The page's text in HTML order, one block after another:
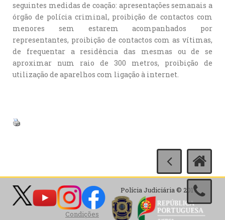
seguintes medidas de coação: apresentações semanais a
órgão de polícia criminal, proibição de contactos com
menores sem estarem acompanhados por
representantes, proibição de contactos com as vítimas,
de frequentar a residência das mesmas ou de se
aproximar num raio de 300 metros, proibição de
utilização de aparelhos com ligação à internet.
Polícia Judiciária © 2017
Condições